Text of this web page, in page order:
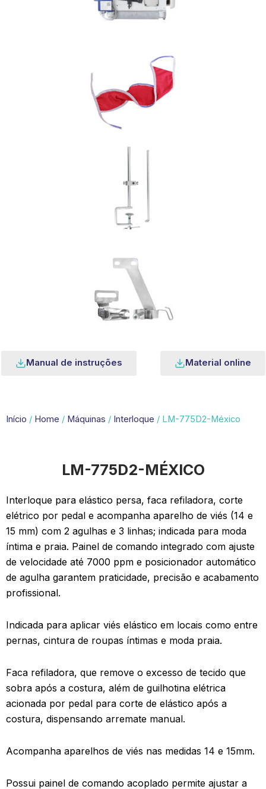
Manual de instruções Material online
Início / Home / Máquinas / Interloque / LM-775D2-México
LM-775D2-MÉXICO
Interloque para elástico persa, faca refiladora, corte
elétrico por pedal e acompanha aparelho de viés (14 e
15 mm) com 2 agulhas e 3 linhas; indicada para moda
íntima e praia. Painel de comando integrado com ajuste
de velocidade até 7000 ppm e posicionador automático
de agulha garantem praticidade, precisão e acabamento
profissional.
Indicada para aplicar viés elástico em locais como entre
pernas, cintura de roupas íntimas e moda praia.
Faca refiladora, que remove o excesso de tecido que
sobra após a costura, além de guilhotina elétrica
acionada por pedal para corte de elástico após a
costura, dispensando arremate manual.
Acompanha aparelhos de viés nas medidas 14 e 15mm.
Possui painel de comando acoplado permite ajustar a